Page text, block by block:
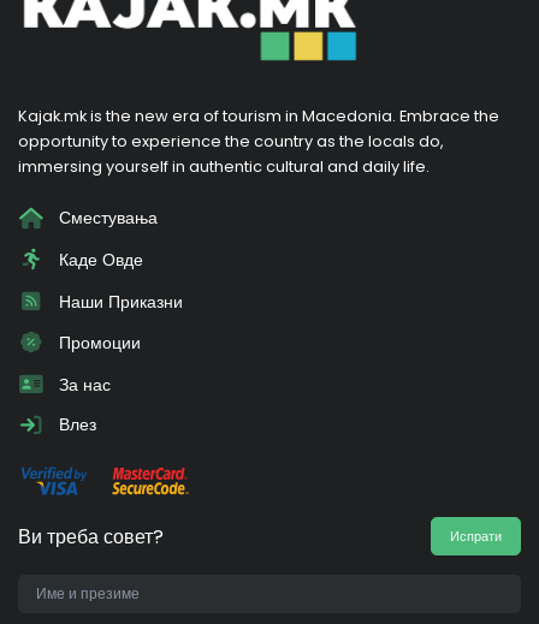
Kajak.mk is the new era of tourism in Macedonia. Embrace the
opportunity to experience the country as the locals do,
immersing yourself in authentic cultural and daily life.
Сместувања
Каде Овде
Наши Приказни
Промоции
За нас
Влез
Ви треба совет? Испрати